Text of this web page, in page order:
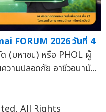
FORUM 2026 วันที่ 4
(มหาชน) หรือ PHOL ผู้
วามปลอดภัย อาชีวอนามั...
All Rights